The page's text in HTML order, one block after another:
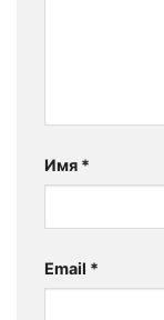
Имя *
Email *